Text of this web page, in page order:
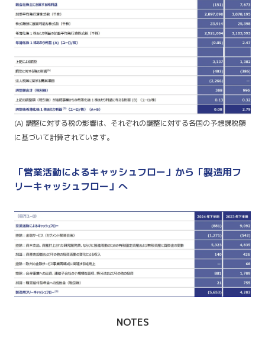
(A) 調整に対する税の影響は、それぞれの調整に対する各国の予想課税額
に基づいて計算されています。
「営業活動によるキャッシュフロー」から「製造用フ
リーキャッシュフロー」へ
NOTES